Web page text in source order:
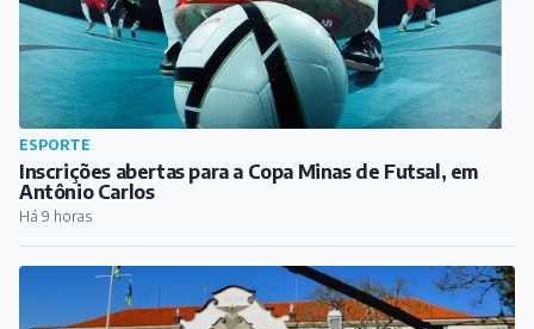
EDUCAÇÃO
EPCAR conquista o 1º lugar no Ideb 2025 entre
escolas públicas de ensino médio
Há 10 horas